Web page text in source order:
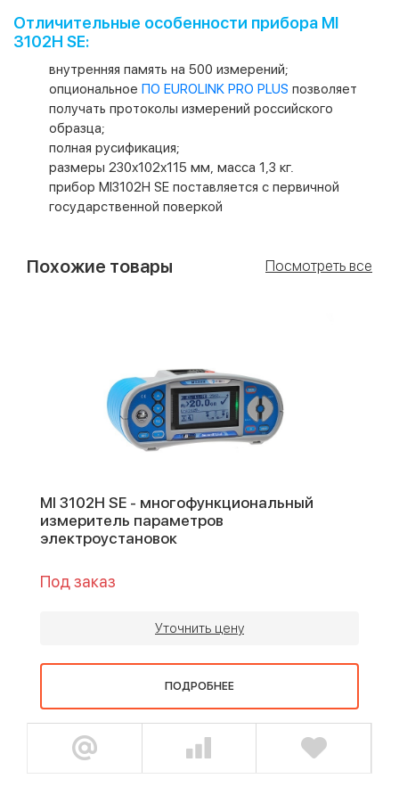
Отличительные особенности прибора MI
3102H SE:
внутренняя память на 500 измерений;
опциональное ПО EUROLINK PRO PLUS позволяет
получать протоколы измерений российского
образца;
полная русификация;
размеры 230х102х115 мм, масса 1,3 кг.
прибор MI3102H SE поставляется с первичной
государственной поверкой
Похожие товары Посмотреть все
MI 3102H SE - многофункциональный
измеритель параметров
электроустановок
Под заказ
Уточнить цену
ПОДРОБНЕЕ